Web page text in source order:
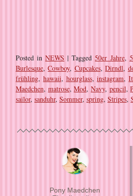
Posted in NEWS |Tagged 50er Jahre,
Burlesque,Cowboy, Cupcakes,Dirndl,
frühling, hawaii, hourglass,instagram,
Maedchen, matrose,Mod, Navy, pencil,
sailor, sanduhr, Sommer, spring, Stripes,
Pony Maedchen